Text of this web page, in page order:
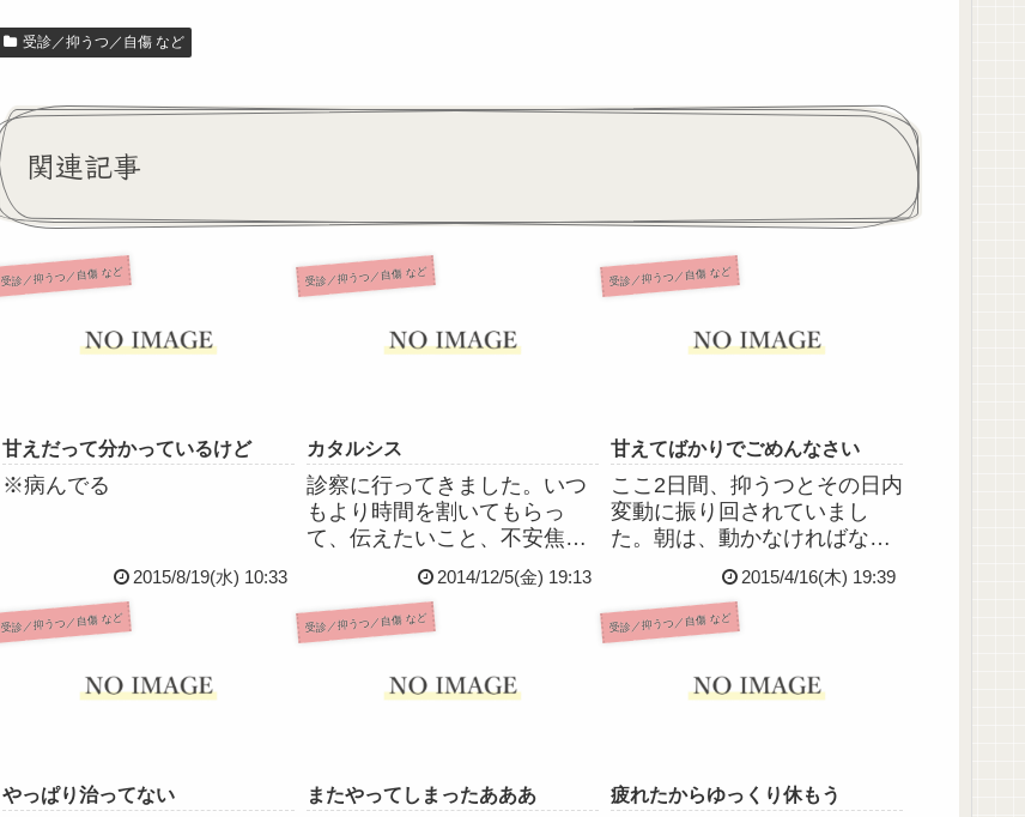
受診／抑うつ／自傷 など
関連記事
受診／抑うつ／自傷 など
甘えだって分かっているけど
※病んでる
2015/8/19(水) 10:33
受診／抑うつ／自傷 など
カタルシス
診察に行ってきました。いつ
もより時間を割いてもらっ
て、伝えたいこと、不安焦
燥、恐怖などについてなんと
か話しました。やらかしてし
まったことについても、総師
長から「自分の言葉で説明し
なさい」と言われ、つたない
言葉だけど、涙ながらになん
2014/12/5(金) 19:13
受診／抑うつ／自傷 など
甘えてばかりでごめんなさい
ここ2日間、抑うつとその日内
変動に振り回されていまし
た。朝は、動かなければなら
ないのに動く気力がなく、身
支度すらできない。勤務先に
電話連絡することさえでき
ず、総師長にメールを打つの
がやっとの状態。夕方、やっ
と身体が軽くなり、「明日こ
2015/4/16(木) 19:39
受診／抑うつ／自傷 など
やっぱり治ってない
受診／抑うつ／自傷 など
またやってしまったあああ
受診／抑うつ／自傷 など
疲れたからゆっくり休もう